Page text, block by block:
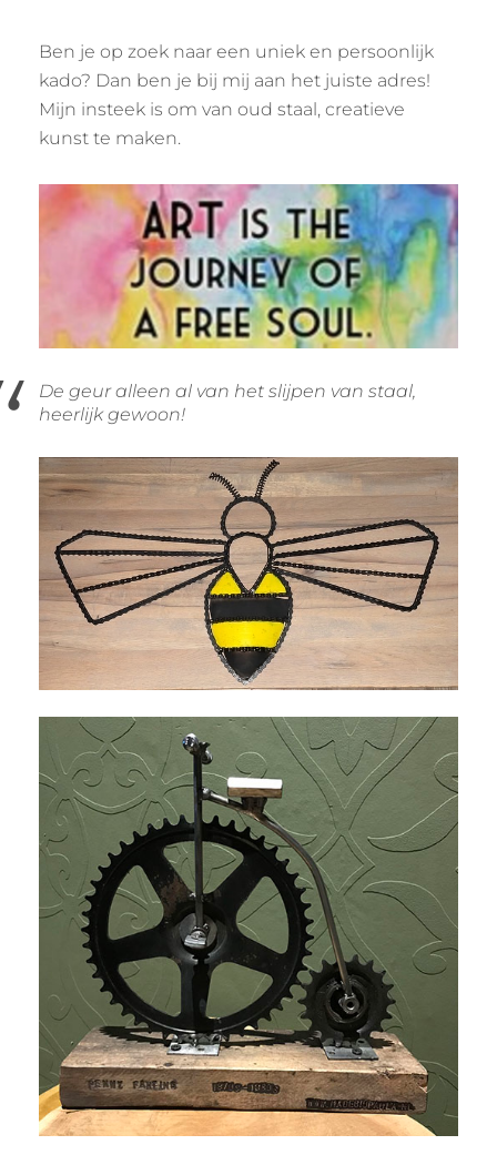
Ben je op zoek naar een uniek en persoonlijk
kado? Dan ben je bij mij aan het juiste adres!
Mijn insteek is om van oud staal, creatieve
kunst te maken.
De geur alleen al van het slijpen van staal,
heerlijk gewoon!